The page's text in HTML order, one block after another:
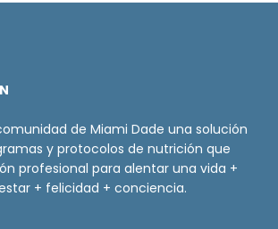
de Miami Dade una solución
y protocolos de nutrición que
profesional para alentar una vida +
+ felicidad + conciencia.